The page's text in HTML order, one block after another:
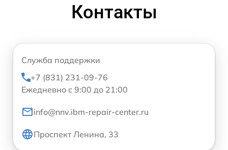
Контакты
Служба поддержки
+7 (831) 231-09-76
Ежедневно с 9:00 до 21:00
info@nnv.ibm-repair-center.ru
Проспект Ленина, 33